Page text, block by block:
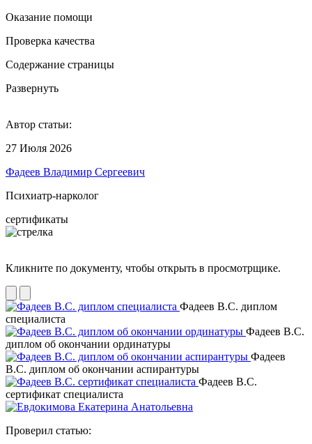
Оказание помощи
Проверка качества
Содержание страницы
Развернуть
Автор статьи:
27 Июля 2026
Фадеев Владимир Сергеевич
Психиатр-нарколог
сертификаты
Кликните по документу, чтобы открыть в просмотрщике.
Фадеев В.С. диплом
специалиста
Фадеев В.С.
диплом об окончании ординатуры
Фадеев
В.С. диплом об окончании аспирантуры
Фадеев В.С.
сертификат специалиста
Проверил статью: